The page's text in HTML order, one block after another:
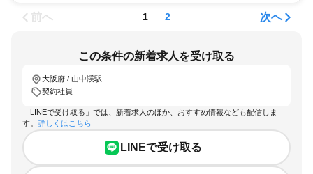
前へ 1 2 次へ
この条件の新着求人を受け取る
大阪府 / 山中渓駅
契約社員
「LINEで受け取る」では、新着求人のほか、おすすめ情報なども配信しま
す。 詳しくはこちら
LINEで受け取る